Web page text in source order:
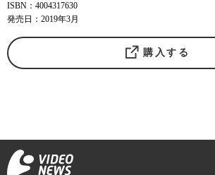
ISBN：4004317630
発売日：2019年3月
購入する